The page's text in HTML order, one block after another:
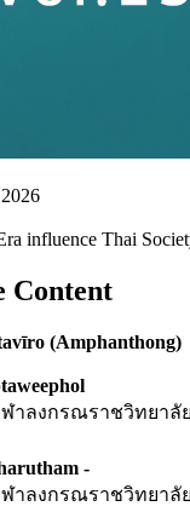
influence Thai
Content
(Amphanthong)
าลงกรณราชวิทยาลั
-
าลงกรณราชวิทยาลั